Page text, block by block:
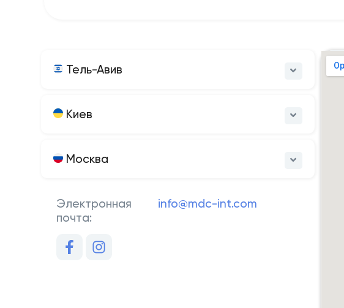
Тель-Авив
Киев
Москва
Электронная
почта:
info@mdc-int.com